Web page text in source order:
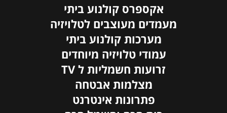
אקספרס קולנוע ביתי
מעמדים מעוצבים לטלויזיה
מערכות קולנוע ביתי
עמודי טלויזיה מיוחדים
זרועות חשמליות ל TV
מצלמות אבטחה
פתרונות אינטרנט